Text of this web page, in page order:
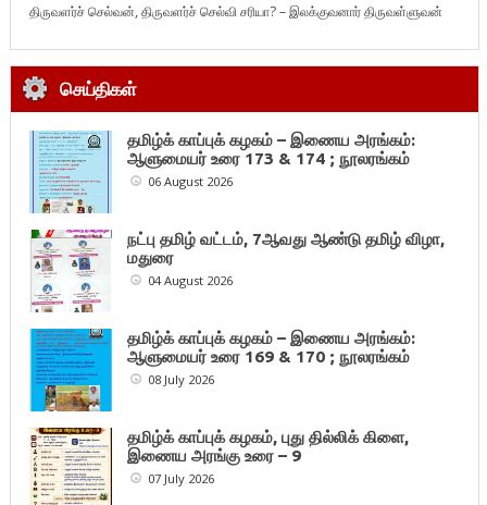
திருவளர்ச் செல்வன், திருவளர்ச் செல்வி சரியா? – இலக்குவனார் திருவள்ளுவன்
செய்திகள்
தமிழ்க் காப்புக் கழகம் – இணைய அரங்கம்:
ஆளுமையர் உரை 173 & 174 ; நூலரங்கம்
06 August 2026
நட்பு தமிழ் வட்டம், 7ஆவது ஆண்டு தமிழ் விழா,
மதுரை
04 August 2026
தமிழ்க் காப்புக் கழகம் – இணைய அரங்கம்:
ஆளுமையர் உரை 169 & 170 ; நூலரங்கம்
08 July 2026
தமிழ்க் காப்புக் கழகம், புது தில்லிக் கிளை,
இணைய அரங்கு உரை – 9
07 July 2026